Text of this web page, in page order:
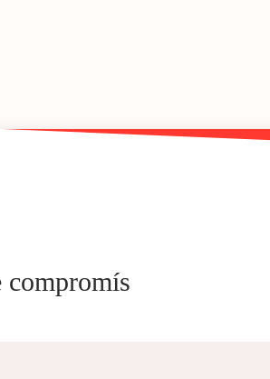
compromís